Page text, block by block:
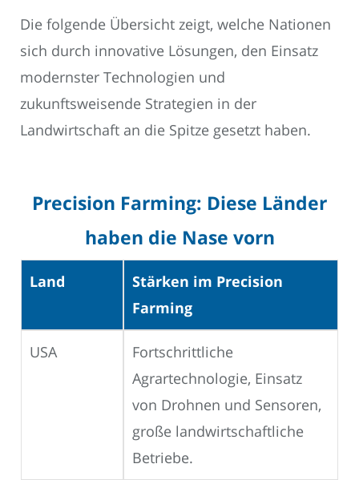
Die folgende Übersicht zeigt, welche Nationen
sich durch innovative Lösungen, den Einsatz
modernster Technologien und
zukunftsweisende Strategien in der
Landwirtschaft an die Spitze gesetzt haben.
Precision Farming: Diese Länder
haben die Nase vorn
Land
Stärken im Precision
Farming
USA
Fortschrittliche
Agrartechnologie, Einsatz
von Drohnen und Sensoren,
große landwirtschaftliche
Betriebe.